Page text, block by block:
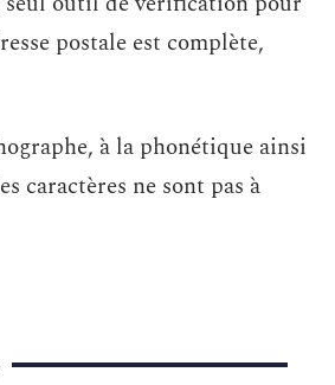
postale est complète,
à la phonétique ainsi
caractères ne sont pas à